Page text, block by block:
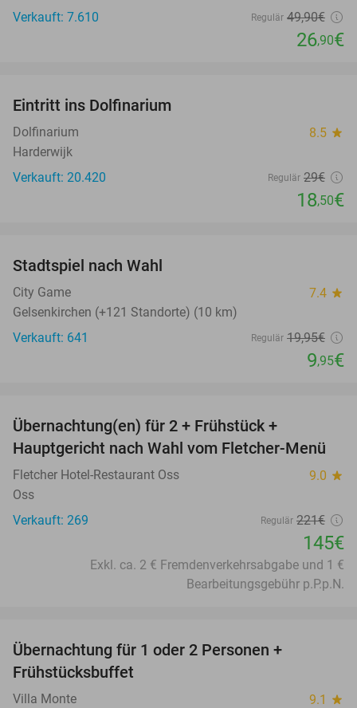
Verkauft: 7.610
Regulär 49,90€
26,90€
Eintritt ins Dolfinarium
Dolfinarium 8.5 star
Harderwijk
Verkauft: 20.420
Regulär 29€
18,50€
Stadtspiel nach Wahl
City Game 7.4 star
Gelsenkirchen (+121 Standorte) (10 km)
Verkauft: 641
Regulär 19,95€
9,95€
Übernachtung(en) für 2 + Frühstück +
Hauptgericht nach Wahl vom Fletcher-Menü
Fletcher Hotel-Restaurant Oss 9.0 star
Oss
Verkauft: 269
Regulär 221€
145€
Exkl. ca. 2 € Fremdenverkehrsabgabe und 1 €
Bearbeitungsgebühr p.P.p.N.
Übernachtung für 1 oder 2 Personen +
Frühstücksbuffet
Villa Monte 9.1 star